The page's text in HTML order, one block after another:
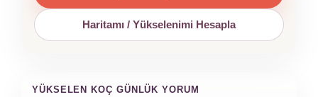
Haritamı / Yükselenimi Hesapla
YÜKSELEN KOÇ GÜNLÜK YORUM